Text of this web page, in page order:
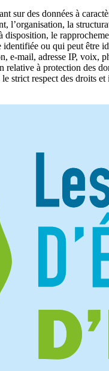
sur des données à
l’organisation, la
le
ou qui peut
e-mail, adresse IP, voix,
à protection des
strict respect des droits